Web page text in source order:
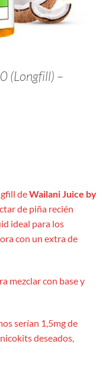
(Longfill) –
deWailani Juice by
de piña recién
ideal para los
con un extra de
mezclar con base y
serían 1,5mg de
deseados,